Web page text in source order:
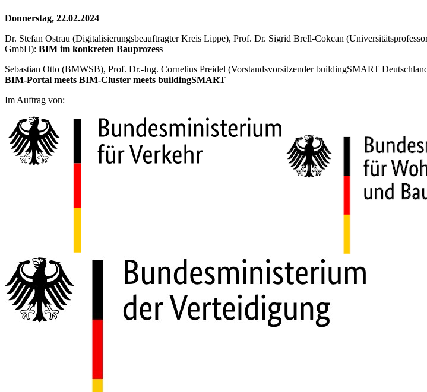
Donnerstag, 22.02.2024
Dr. Stefan Ostrau (Digitalisierungsbeauftragter Kreis Lippe), Prof. Dr. Sigrid Brell-Cokcan
GmbH): BIM im konkreten Bauprozess
Sebastian Otto (BMWSB), Prof. Dr.-Ing. Cornelius Preidel (Vorstandsvorsitzender buildingSMART
BIM-Portal meets BIM-Cluster meets buildingSMART
Im Auftrag von: